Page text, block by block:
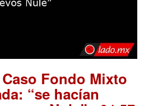
Fondo Mixto
“se hacían